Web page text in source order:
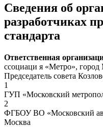
Сведения об
разработчиках
стандарта
Ответственная
ссоциаци я «Метро», город
Председатель совета
1
ГУП «Московский
2
ФГБОУ ВО «Московский
Москва